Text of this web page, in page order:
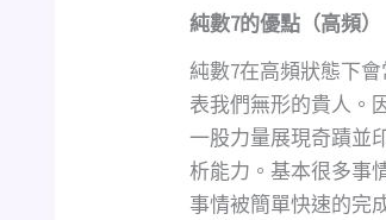
純數7的優點（高頻）
純數7在高頻狀態下
表我們無形的貴人。
一股力量展現奇蹟並
析能力。基本很多事
事情被簡單快速的完